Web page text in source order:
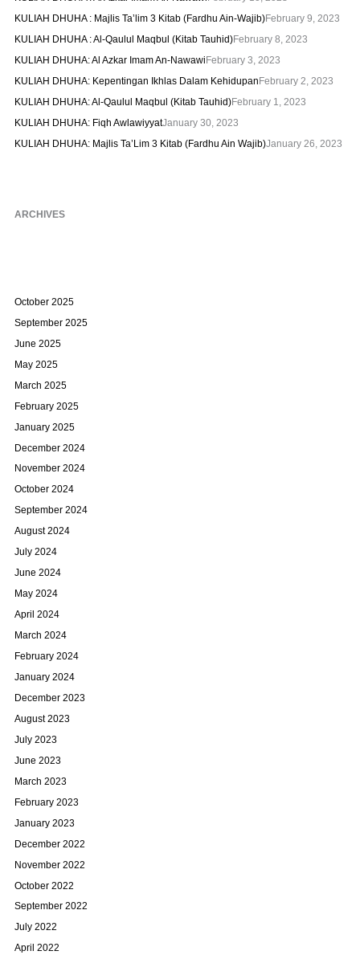
KULIAH DHUHA : Majlis Ta’lim 3 Kitab (Fardhu Ain-Wajib)February 9, 2023
KULIAH DHUHA : Al-Qaulul Maqbul (Kitab Tauhid)February 8, 2023
KULIAH DHUHA: Al Azkar Imam An-Nawawi February 3, 2023
KULIAH DHUHA: Kepentingan Ikhlas Dalam KehidupanFebruary 2, 2023
KULIAH DHUHA: Al-Qaulul Maqbul (Kitab Tauhid)February 1, 2023
KULIAH DHUHA: Fiqh AwlawiyyatJanuary 30, 2023
KULIAH DHUHA: Majlis Ta’Lim 3 Kitab (Fardhu Ain Wajib)January 26, 2023
ARCHIVES
October 2025
September 2025
June 2025
May 2025
March 2025
February 2025
January 2025
December 2024
November 2024
October 2024
September 2024
August 2024
July 2024
June 2024
May 2024
April 2024
March 2024
February 2024
January 2024
December 2023
August 2023
July 2023
June 2023
March 2023
February 2023
January 2023
December 2022
November 2022
October 2022
September 2022
July 2022
April 2022